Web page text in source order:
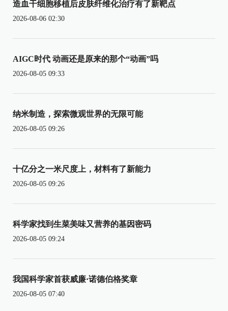
造血干细胞移植后皮肤纤维化治疗有了新靶点
2026-08-06 02:30
AIGC时代 动画还是原来的那个“动画”吗
2026-08-05 09:33
纳米制造，探索微观世界的无限可能
2026-08-05 09:26
十亿分之一米尺度上，材料有了新能力
2026-08-05 09:26
科学家找到生菜美味又营养的基因密码
2026-08-05 09:24
我国科学家首获威廉·诺德伯格奖章
2026-08-05 07:40